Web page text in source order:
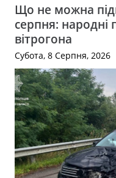
Що не можна
серпня:
вітрогона
Субота, 8 Серпня, 2026